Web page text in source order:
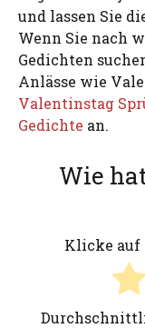
und lassen Sie
Wenn Sie nach
Gedichten
Anlässe wie
Valentinstag
Gedichte an.
Wie
Klicke auf